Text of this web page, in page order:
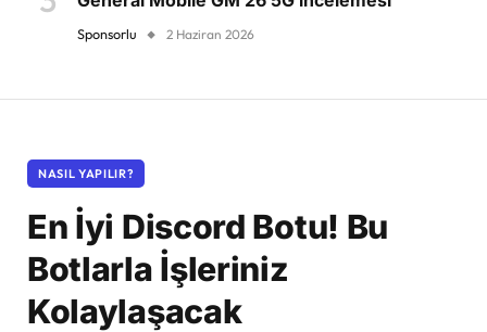
Sponsorlu 2 Haziran 2026
NASIL YAPILIR?
En İyi Discord Botu! Bu
Botlarla İşleriniz
Kolaylaşacak